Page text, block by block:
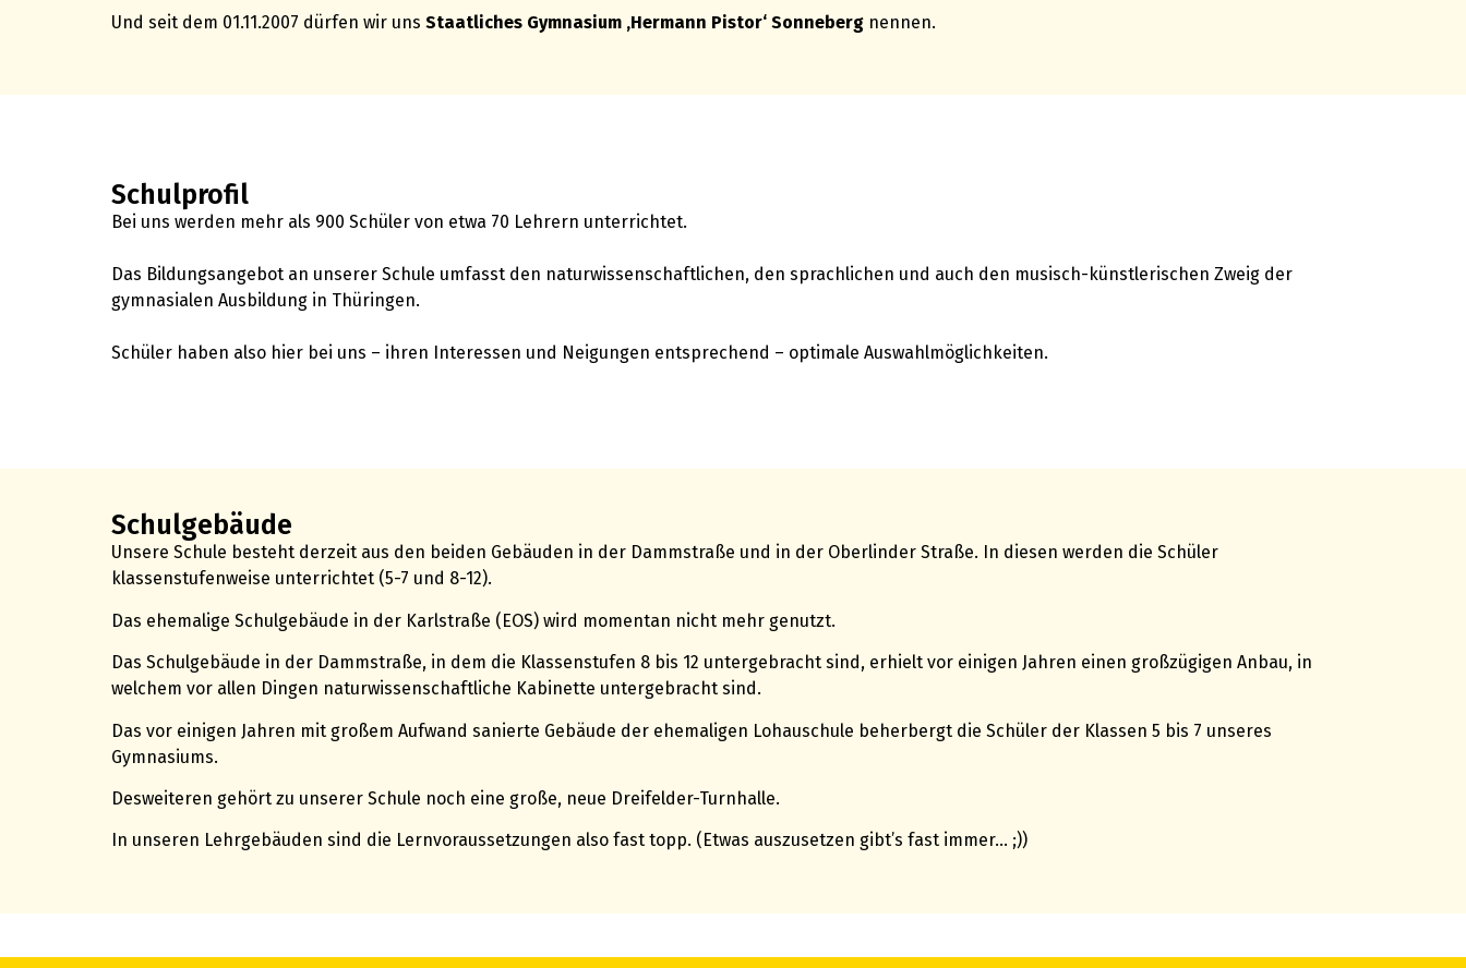
Und seit dem 01.11.2007 dürfen wir uns Staatliches Gymnasium ‚Hermann Pistor‘ Sonneberg nennen.
Schulprofil
Bei uns werden mehr als 900 Schüler von etwa 70 Lehrern unterrichtet.
Das Bildungsangebot an unserer Schule umfasst den naturwissenschaftlichen, den sprachlichen und auch den musisch-künstlerischen Zweig der
gymnasialen Ausbildung in Thüringen.
Schüler haben also hier bei uns – ihren Interessen und Neigungen entsprechend – optimale Auswahlmöglichkeiten.
Schulgebäude
Unsere Schule besteht derzeit aus den beiden Gebäuden in der Dammstraße und in der Oberlinder Straße. In diesen werden die Schüler
klassenstufenweise unterrichtet (5-7 und 8-12).
Das ehemalige Schulgebäude in der Karlstraße (EOS) wird momentan nicht mehr genutzt.
Das Schulgebäude in der Dammstraße, in dem die Klassenstufen 8 bis 12 untergebracht sind, erhielt vor einigen Jahren einen großzügigen Anbau, in
welchem vor allen Dingen naturwissenschaftliche Kabinette untergebracht sind.
Das vor einigen Jahren mit großem Aufwand sanierte Gebäude der ehemaligen Lohauschule beherbergt die Schüler der Klassen 5 bis 7 unseres
Gymnasiums.
Desweiteren gehört zu unserer Schule noch eine große, neue Dreifelder-Turnhalle.
In unseren Lehrgebäuden sind die Lernvoraussetzungen also fast topp. (Etwas auszusetzen gibt’s fast immer… ;))